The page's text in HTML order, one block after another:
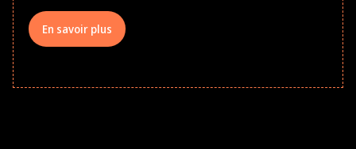
En savoir plus